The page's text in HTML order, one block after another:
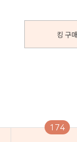
킹 구
174